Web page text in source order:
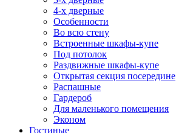
4-х дверные
Особенности
Во всю стену
Встроенные шкафы-купе
Под потолок
Раздвижные шкафы-купе
Открытая секция посередине
Распашные
Гардероб
Для маленького помещения
Эконом
Гостиные